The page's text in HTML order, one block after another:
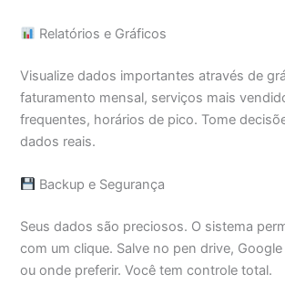
Relatórios e Gráficos
Visualize dados importantes através de
faturamento mensal, serviços mais
frequentes, horários de pico. Tome
dados reais.
Backup e Segurança
Seus dados são preciosos. O sistema
com um clique. Salve no pen drive,
ou onde preferir. Você tem controle total.